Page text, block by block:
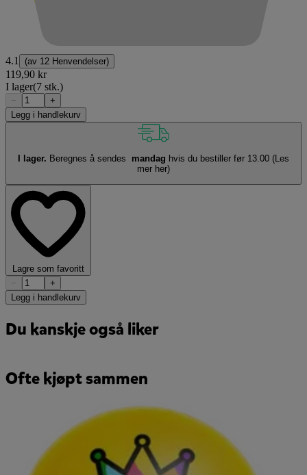
4.1 (av 12 Henvendelser)
119,90 kr
I lager(7 stk.)
−
+
Legg i handlekurv
I lager. Beregnes å sendes mandag hvis du bestiller før 13.00 (Les
mer her)
Lagre som favoritt
−
+
Legg i handlekurv
Du kanskje også liker
Ofte kjøpt sammen